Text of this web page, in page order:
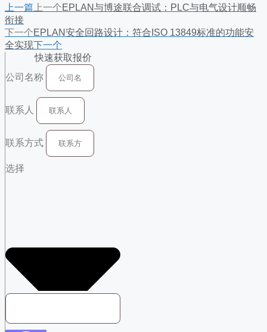
上一篇 上一个EPLAN与博途联合调试：PLC与电气设计顺畅
衔接
下一个EPLAN安全回路设计：符合ISO 13849标准的功能安
全实现下一个
快速获取报价
公司名称
联系人
联系方式
选择